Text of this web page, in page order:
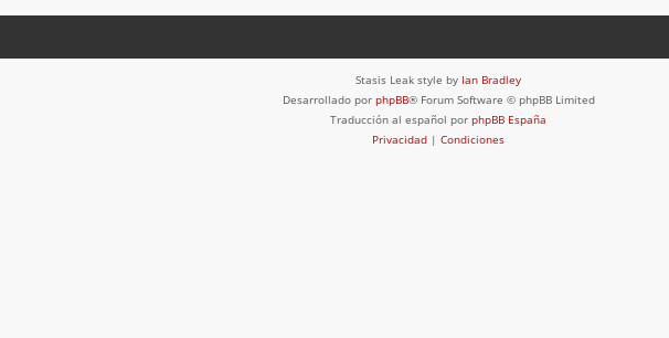
Stasis Leak style by Ian Bradley
Desarrollado por phpBB® Forum Software © phpBB Limited
Traducción al español por phpBB España
Privacidad | Condiciones